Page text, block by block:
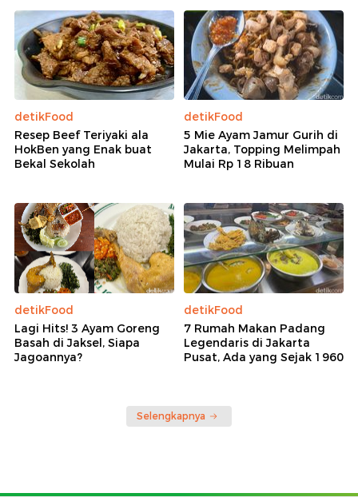
detikFood
Resep Beef Teriyaki ala
HokBen yang Enak buat
Bekal Sekolah
detikFood
5 Mie Ayam Jamur Gurih di
Jakarta, Topping Melimpah
Mulai Rp 18 Ribuan
detikFood
Lagi Hits! 3 Ayam Goreng
Basah di Jaksel, Siapa
Jagoannya?
detikFood
7 Rumah Makan Padang
Legendaris di Jakarta
Pusat, Ada yang Sejak 1960
Selengkapnya